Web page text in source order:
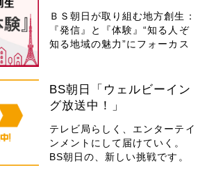
ＢＳ朝日が取り組む地方創生：
『発信』と『体験』“知る人ぞ
知る地域の魅力”にフォーカス
BS朝日「ウェルビーイン
グ放送中！」
テレビ局らしく、エンターテイ
ンメントにして届けていく。
BS朝日の、新しい挑戦です。